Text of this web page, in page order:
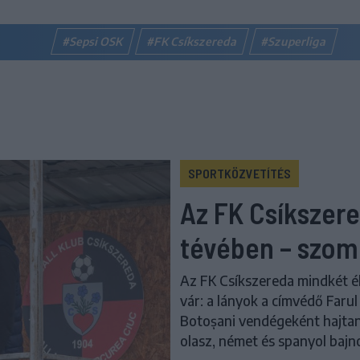
#Sepsi OSK #FK Csíkszereda #Szuperliga
SPORTKÖZVETÍTÉS
Az FK
tévében –
Az FK Csíkszereda mindkét
vár: a lányok a címvédő
Botoșani vendégeként
olasz, német és spanyol